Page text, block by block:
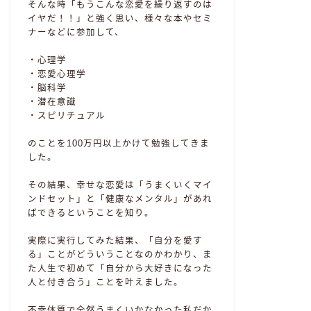
そんな時「もうこんな恋愛を繰り返すのは
イヤだ！！」と強く思い、様々な本やセミ
ナーなどに参加して、
・心理学
・恋愛心理学
・脳科学
・潜在意識
・スピリチュアル
のことを100万円以上かけて勉強してきま
した。
その結果、幸せな恋愛は「うまくいくマイ
ンドセット」と「健康なメンタル」があれ
ばできるということを知り。
実際に実行してみた結果、「自分を愛す
る」ことがどういうことなのかわかり、ま
た人生で初めて「自分から大好きになった
人と付き合う」ことを叶えました。